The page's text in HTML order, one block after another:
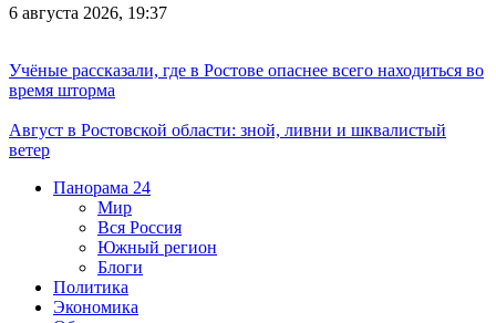
6 августа 2026, 19:37
Учёные рассказали, где в Ростове опаснее всего находиться во
время шторма
Август в Ростовской области: зной, ливни и шквалистый
ветер
Панорама 24
Мир
Вся Россия
Южный регион
Блоги
Политика
Экономика